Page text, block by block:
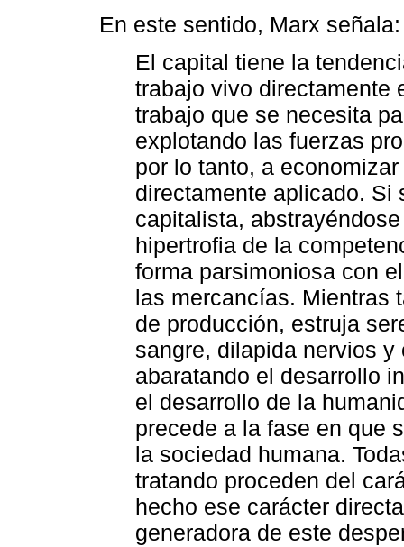
En este sentido, Marx señala:
El capital tiene la
trabajo vivo directamente
trabajo que se necesita
explotando las fuerzas
por lo tanto, a
directamente aplicado. Si
capitalista,
hipertrofia de la
forma parsimoniosa con
las mercancías. Mientras
de producción, estruja
sangre, dilapida nervios
abaratando el desarrollo
el desarrollo de la
precede a la fase en que
la sociedad humana.
tratando proceden del
hecho ese carácter
generadora de este